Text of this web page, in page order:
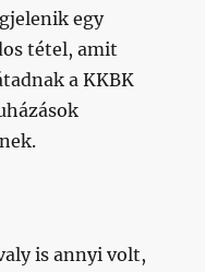
egy
tétel, amit
a KKBK
is annyi volt,